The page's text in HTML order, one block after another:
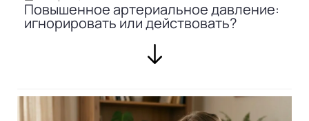
Повышенное артериальное давление:
игнорировать или действовать?